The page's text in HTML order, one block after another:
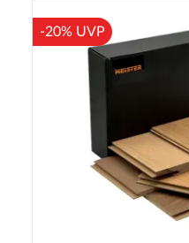
-20% UVP